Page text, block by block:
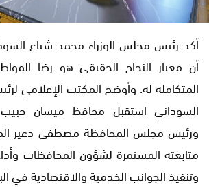
أكد رئيس مجلس الوزراء محمد شياع
أن معيار النجاح الحقيقي هو رضا
المتكاملة له. وأوضح المكتب الإعلامي
السوداني استقبل محافظ ميسان
ورئيس مجلس المحافظة مصطفى دعير
متابعته المستمرة لشؤون المحافظات
وتنفيذ الجوانب الخدمية والاقتصادية في